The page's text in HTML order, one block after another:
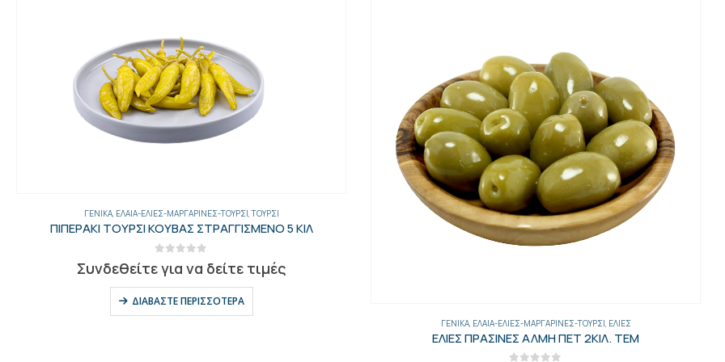
ΑΛΊΠΑΣΤΑ,ΓΕΝΙΚΑ
ΑΝΤΣΟΥΓΙΕΣ ΦΙΛΕΤΟ 50ΓΡ ΤΡΥΦΩΝΙΔ